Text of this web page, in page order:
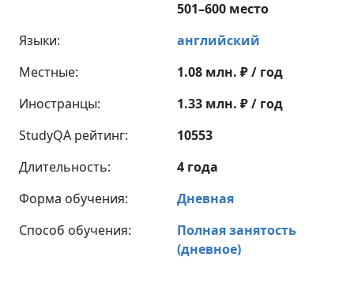
501–600 место
Языки:
английский
Местные:
1.08 млн. ₽ / год
Иностранцы:
1.33 млн. ₽ / год
StudyQA рейтинг:
10553
Длительность:
4 года
Форма обучения:
Дневная
Способ обучения:
Полная занятость
(дневное)